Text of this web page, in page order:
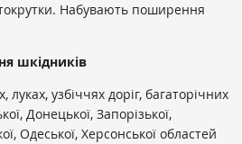
Набувають поширення
шкідників
узбіччях доріг, багаторічних
Донецької, Запорізької,
Одеської, Херсонської областей